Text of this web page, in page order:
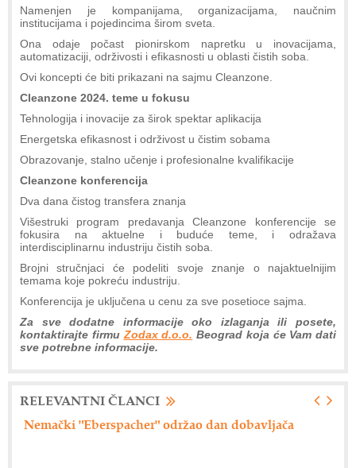
Namenjen je kompanijama, organizacijama, naučnim
institucijama i pojedincima širom sveta.
Ona odaje počast pionirskom napretku u inovacijama,
automatizaciji, održivosti i efikasnosti u oblasti čistih soba.
Ovi koncepti će biti prikazani na sajmu Cleanzone.
Cleanzone 2024. teme u fokusu
Tehnologija i inovacije za širok spektar aplikacija
Energetska efikasnost i održivost u čistim sobama
Obrazovanje, stalno učenje i profesionalne kvalifikacije
Cleanzone konferencija
Dva dana čistog transfera znanja
Višestruki program predavanja Cleanzone konferencije se
fokusira na aktuelne i buduće teme, i odražava
interdisciplinarnu industriju čistih soba.
Brojni stručnjaci će podeliti svoje znanje o najaktuelnijim
temama koje pokreću industriju.
Konferencija je uključena u cenu za sve posetioce sajma.
Za sve dodatne informacije oko izlaganja ili posete,
kontaktirajte firmu Zodax d.o.o. Beograd koja će Vam dati
sve potrebne informacije.
RELEVANTNI ČLANCI
održao dan dobavljača
Axiom Tech d.o.o.